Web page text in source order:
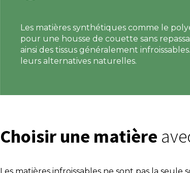
Les matières synthétiques comme le
pour une housse de couette sans
ainsi des tissus généralement
leurs alternatives naturelles.
Choisir une matière